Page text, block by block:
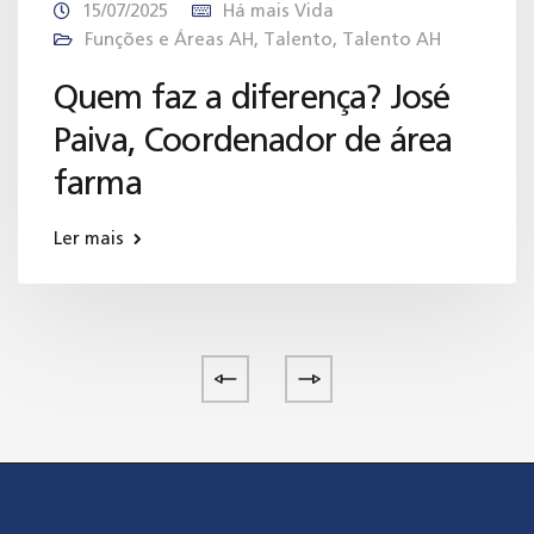
15/07/2025
Há mais Vida
Funções e Áreas AH , Talento, Talento AH
Quem faz a diferença? José
Paiva, Coordenador de área
farma
Ler mais